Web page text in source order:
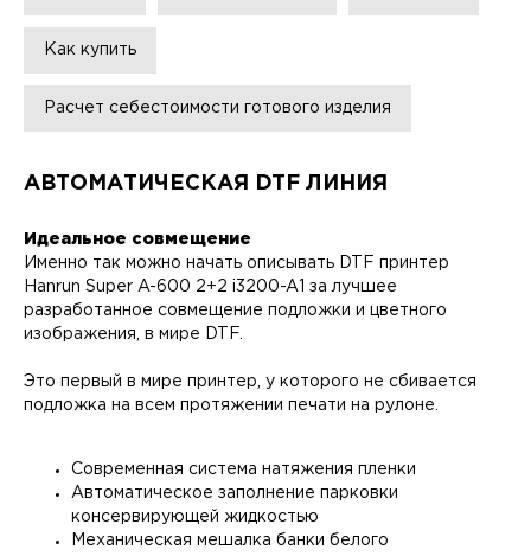
Как купить
Расчет себестоимости готового изделия
АВТОМАТИЧЕСКАЯ DTF ЛИНИЯ
Идеальное совмещение
Именно так можно начать описывать DTF принтер
Hanrun Super A-600 2+2 i3200-A1 за лучшее
разработанное совмещение подложки и цветного
изображения, в мире DTF.
Это первый в мире принтер, у которого не сбивается
подложка на всем протяжении печати на рулоне.
Современная система натяжения пленки
Автоматическое заполнение парковки
консервирующей жидкостью
Механическая мешалка банки белого